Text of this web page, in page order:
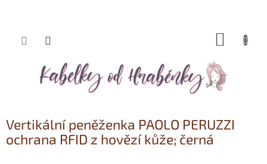
Přejít
Vertikální peněženka PAOLO PERUZZI
ochrana RFID z hovězí kůže; černá